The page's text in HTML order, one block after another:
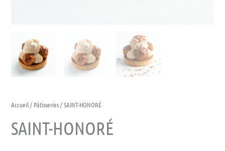
Accueil/ Pâtisseries/ SAINT-HONORÉ
SAINT-HONORÉ